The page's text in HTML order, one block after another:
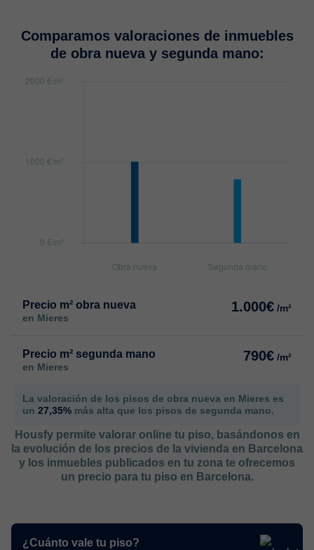
Comparamos valoraciones de inmuebles
de obra nueva y segunda mano:
Precio m² obra nueva
en Mieres
1.000€ /m²
Precio m² segunda mano
en Mieres
790€ /m²
La valoración de los pisos de obra nueva en Mieres es
un 27,35% más alta que los pisos de segunda mano.
Housfy permite valorar online tu piso, basándonos en
la evolución de los precios de la vivienda en Barcelona
y los inmuebles publicados en tu zona te ofrecemos
un precio para tu piso en Barcelona.
¿Cuánto vale tu piso?